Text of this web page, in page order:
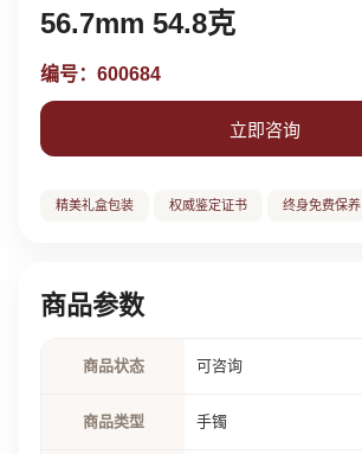
56.7mm 54.8克
编号：600684
立即咨询
精美礼盒包装 权威鉴定证书 终身免费保养
商品参数
商品状态 可咨询
商品类型 手镯